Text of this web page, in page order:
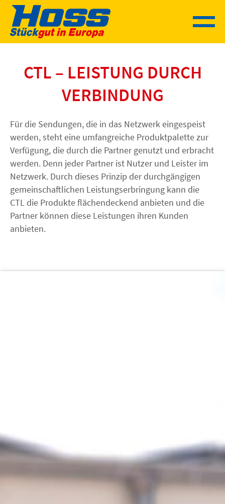
Sprung
zum
Inhalt
CTL – LEISTUNG DURCH
VERBINDUNG
Für die Sendungen, die in das Netzwerk eingespeist
werden, steht eine umfangreiche Produktpalette zur
Verfügung, die durch die Partner genutzt und erbracht
werden. Denn jeder Partner ist Nutzer und Leister im
Netzwerk. Durch dieses Prinzip der durchgängigen
gemeinschaftlichen Leistungserbringung kann die
CTL die Produkte flächendeckend anbieten und die
Partner können diese Leistungen ihren Kunden
anbieten.